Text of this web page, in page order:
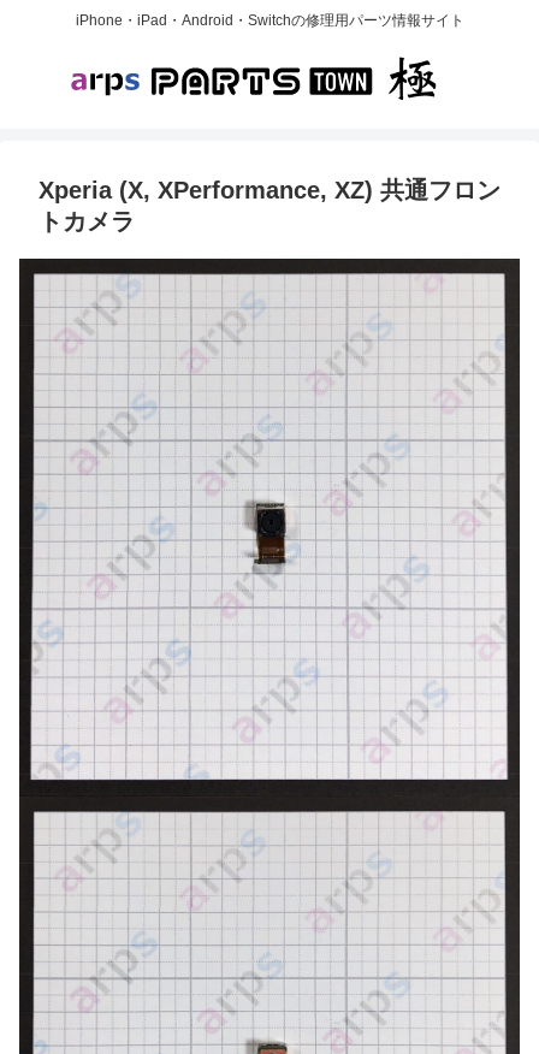
iPhone・iPad・Android・Switchの修理用パーツ情報サイト
Xperia (X, XPerformance, XZ) 共通フロン
トカメラ